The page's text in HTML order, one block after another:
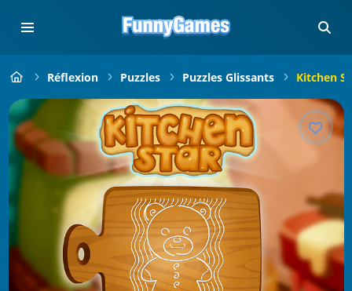
Réflexion Puzzles Puzzles Glissants Kitchen